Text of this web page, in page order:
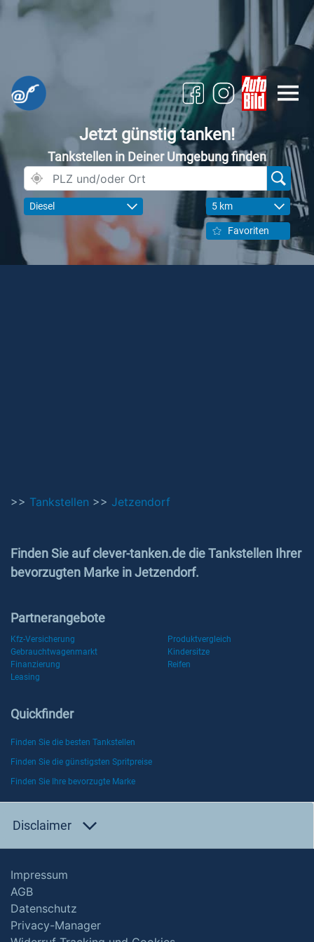
Jetzt günstig tanken!
Tankstellen in Deiner Umgebung finden
Diesel 5 km
Favoriten
>> Tankstellen >> Jetzendorf
Finden Sie auf clever-tanken.de die Tankstellen Ihrer
bevorzugten Marke in Jetzendorf.
Partnerangebote
Kfz-Versicherung
Produktvergleich
Gebrauchtwagenmarkt
Kindersitze
Finanzierung
Reifen
Leasing
Quickfinder
Finden Sie die besten Tankstellen
Finden Sie die günstigsten Spritpreise
Finden Sie Ihre bevorzugte Marke
Disclaimer
Impressum
AGB
Datenschutz
Privacy-Manager